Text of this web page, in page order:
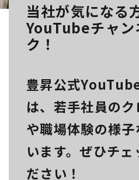
当社が気になる
YouTubeチャン
ク！
豊昇公式
は、若手社員の
や職場体験の様
います。ぜひチェ
ださい！